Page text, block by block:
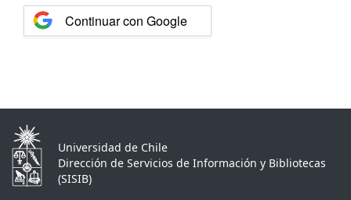
Continuar con Google
Universidad de Chile
Dirección de Servicios de Información y Bibliotecas
(SISIB)